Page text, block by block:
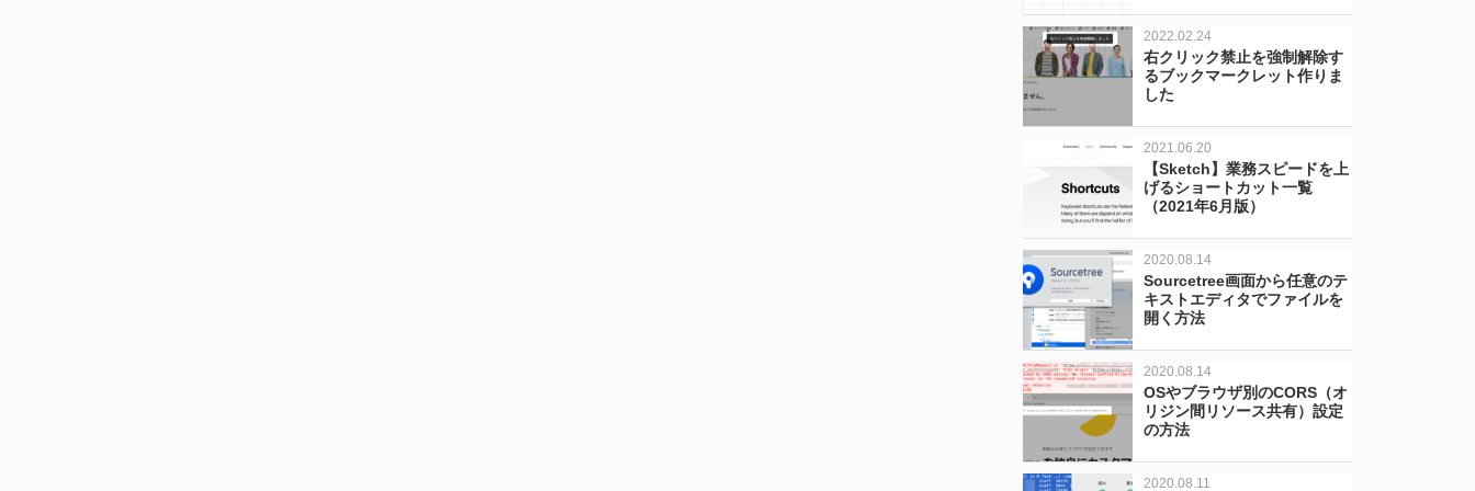
2022.02.24
右クリック禁止を強制解除す
るブックマークレット作りま
した
2021.06.20
【Sketch】業務スピードを上
げるショートカット一覧
（2021年6月版）
2020.08.14
Sourcetree画面から任意のテ
キストエディタでファイルを
開く方法
2020.08.14
OSやブラウザ別のCORS（オ
リジン間リソース共有）設定
の方法
2020.08.11